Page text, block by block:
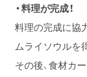
・料理が完成！
料理の完成に協
ムライソウルを
その後、食材カ